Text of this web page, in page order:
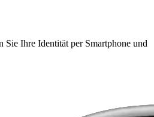
Ihre Identität per Smartphone und